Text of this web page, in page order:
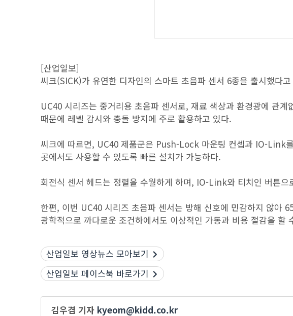
[산업일보]
씨크(SICK)가 유연한 디자인의 스마트 초음파 센서 6종을 출시했다
UC40 시리즈는 중거리용 초음파 센서로, 재료 색상과 환경광에 관
때문에 레벨 감시와 충돌 방지에 주로 활용하고 있다.
씨크에 따르면, UC40 제품군은 Push-Lock 마운팅 컨셉과 IO-Link
곳에서도 사용할 수 있도록 빠른 설치가 가능하다.
회전식 센서 헤드는 정렬을 수월하게 하며, IO-Link와 티치인 버튼
한편, 이번 UC40 시리즈 초음파 센서는 방해 신호에 민감하지 않아
광학적으로 까다로운 조건하에서도 이상적인 가동과 비용 절감을 할
산업일보 영상뉴스 모아보기
산업일보 페이스북 바로가기
김우겸 기자 kyeom@kidd.co.kr